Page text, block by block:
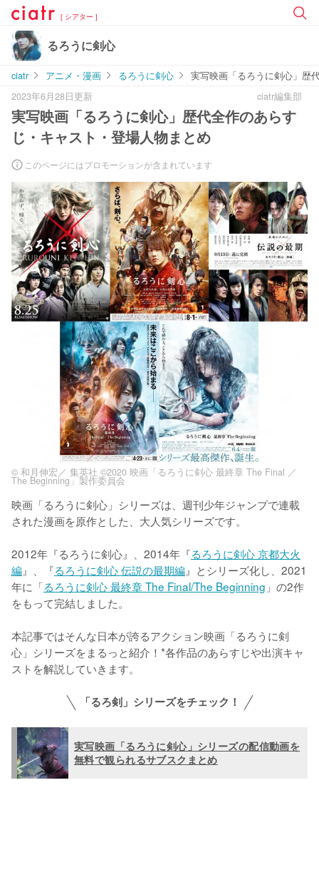
[ シアター ]
るろうに剣心
ciatr アニメ・漫画 るろうに剣心
実写映画「るろうに剣心」歴
2023年6月28日更新
ciatr編集部
実写映画「るろうに剣心」歴代全作のあらす
じ・キャスト・登場人物まとめ
このページにはプロモーションが含まれています
© 和月伸宏／ 集英社 ©2020 映画「るろうに剣心 最終章 The Final ／
The Beginning」製作委員会
映画「るろうに剣心」シリーズは、週刊少年ジャンプで連載
された漫画を原作とした、大人気シリーズです。
2012年『るろうに剣心』、2014年『るろうに剣心 京都大火
編』、『るろうに剣心 伝説の最期編』とシリーズ化し、2021
年に「るろうに剣心 最終章 The Final/The Beginning 」の2作
をもって完結しました。
本記事ではそんな日本が誇るアクション映画「るろうに剣
心」シリーズをまるっと紹介！*各作品のあらすじや出演キャ
ストを解説していきます。
「るろ剣」シリーズをチェック！
実写映画「るろうに剣心」シリーズの配信動画を
無料で観られるサブスクまとめ